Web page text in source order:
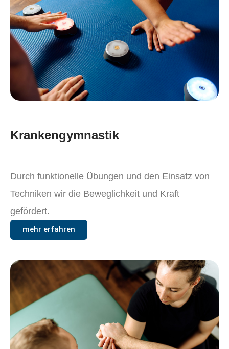
Krankengymnastik
Durch funktionelle Übungen und den Einsatz von
Techniken wir die Beweglichkeit und Kraft
gefördert.
mehr erfahren